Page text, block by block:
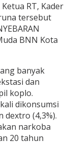
RT, Kader
tersebut
BNN Kota
banyak
dan
koplo.
dikonsumsi
dextro (4,3%).
narkoba
20 tahun